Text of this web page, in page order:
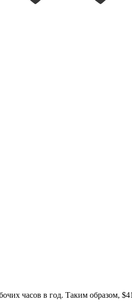
часов в год. Таким образом,